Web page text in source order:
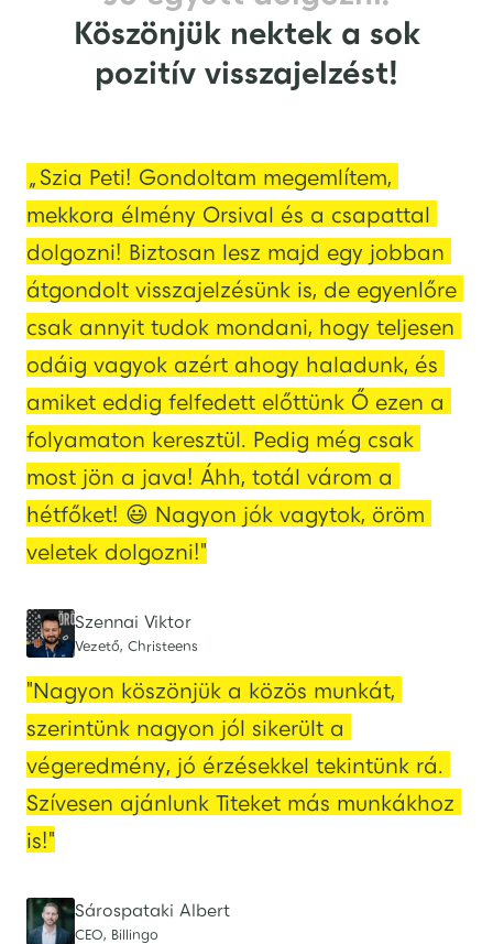
Köszönjük nektek a sok
pozitív visszajelzést!
„Szia Peti! Gondoltam megemlítem,
mekkora élmény Orsival és a csapattal
dolgozni! Biztosan lesz majd egy jobban
átgondolt visszajelzésünk is, de egyenlőre
csak annyit tudok mondani, hogy teljesen
odáig vagyok azért ahogy haladunk, és
amiket eddig felfedett előttünk Ő ezen a
folyamaton keresztül. Pedig még csak
most jön a java! Áhh, totál várom a
hétfőket! 😃 Nagyon jók vagytok, öröm
veletek dolgozni!"
Szennai Viktor
Vezető, Christeens
"Nagyon köszönjük a közös munkát,
szerintünk nagyon jól sikerült a
végeredmény, jó érzésekkel tekintünk rá.
Szívesen ajánlunk Titeket más munkákhoz
is!"
Sárospataki Albert
CEO, Billingo